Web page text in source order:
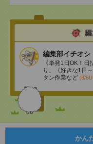
編集部イチオシ
《単発1日OK！
り、《好きな1日
タン作業など (8/
かん